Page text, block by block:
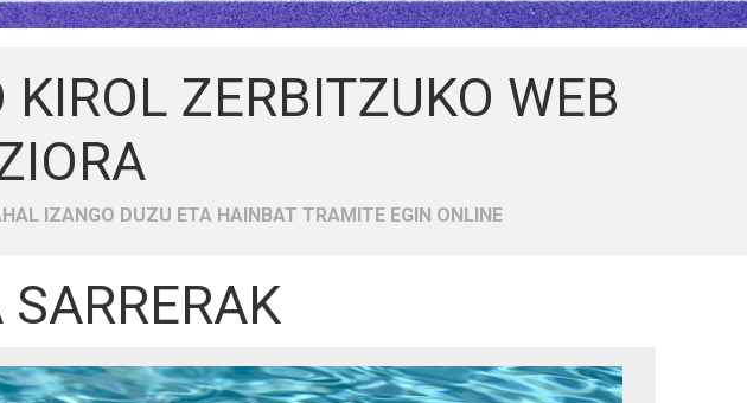
ZERBITZUKO WEB
IZANGO DUZU ETA HAINBAT TRAMITE EGIN ONLINE
SARRERAK